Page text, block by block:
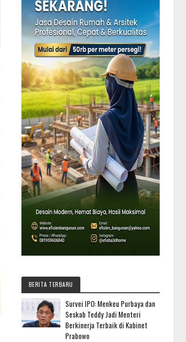
BERITA TERBARU
Survei IPO: Menkeu Purbaya dan
Seskab Teddy Jadi Menteri
Berkinerja Terbaik di Kabinet
Prabowo